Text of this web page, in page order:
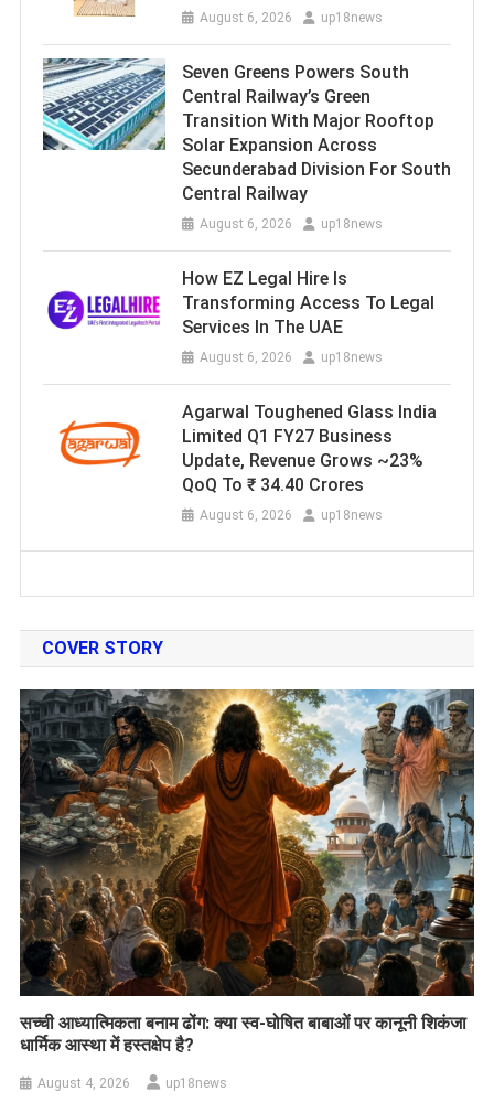
August 6, 2026 up18news
Seven Greens Powers South
Central Railway’s Green
Transition With Major Rooftop
Solar Expansion Across
Secunderabad Division For South
Central Railway
August 6, 2026 up18news
How EZ Legal Hire Is
Transforming Access To Legal
Services In The UAE
August 6, 2026 up18news
Agarwal Toughened Glass India
Limited Q1 FY27 Business
Update, Revenue Grows ~23%
QoQ To ₹ 34.40 Crores
August 6, 2026 up18news
COVER STORY
सच्ची आध्यात्मिकता बनाम ढोंग: क्या स्व-घोषित बाबाओं पर कानूनी शिकंजा
धार्मिक आस्था में हस्तक्षेप है?
August 4, 2026 up18news